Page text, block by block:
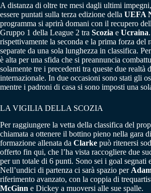
A distanza di oltre tre mesi dagli ultimi
essere puntati sulla terza edizione della UEFA
programma si aprirà domani con il recupero
Gruppo 1 della League 2 tra Scozia e Ucraina
rispettivamente la seconda e la prima forza del
separate da una sola lunghezza in classifica.
è alta per una sfida che si preannuncia
solamente tre i precedenti tra queste due realtà
internazionale. In due occasioni sono stati gli
mentre i padroni di casa si sono imposti una
LA VIGILIA DELLA SCOZIA
Per raggiungere la vetta della classifica del
chiamata a ottenere il bottino pieno nella gara
formazione allenata da Clarke può ritenersi
offerto fin qui, che l’ha vista raccogliere due
per un totale di 6 punti. Sono sei i goal segnati
Nell’undici di partenza ci sarà spazio per
riferimento avanzato, con la coppia di
McGinn e Dickey a muoversi alle sue spalle.